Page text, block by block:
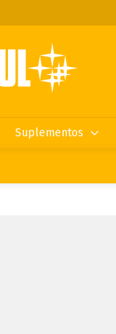
Suplementos